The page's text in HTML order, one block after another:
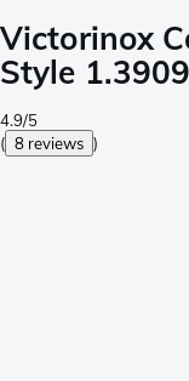
Victorinox
Style
4.9/5
( 8 reviews )